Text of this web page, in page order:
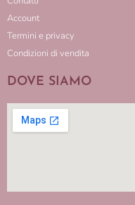
Account
Termini e privacy
Condizioni di vendita
DOVE SIAMO